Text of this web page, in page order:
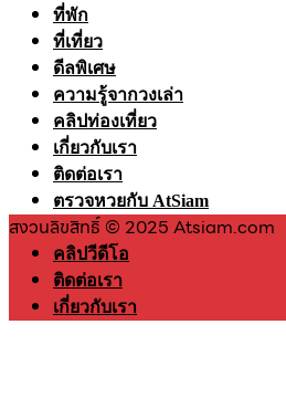
ที่พัก
ที่เที่ยว
ดีลพิเศษ
ความรู้จากวงเล่า
คลิปท่องเที่ยว
เกี่ยวกับเรา
ติดต่อเรา
ตรวจหวยกับ AtSiam
สงวนลิขสิทธิ์ © 2025 Atsiam.com
คลิปวีดีโอ
ติดต่อเรา
เกี่ยวกับเรา